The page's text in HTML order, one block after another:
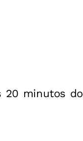
20 minutos do